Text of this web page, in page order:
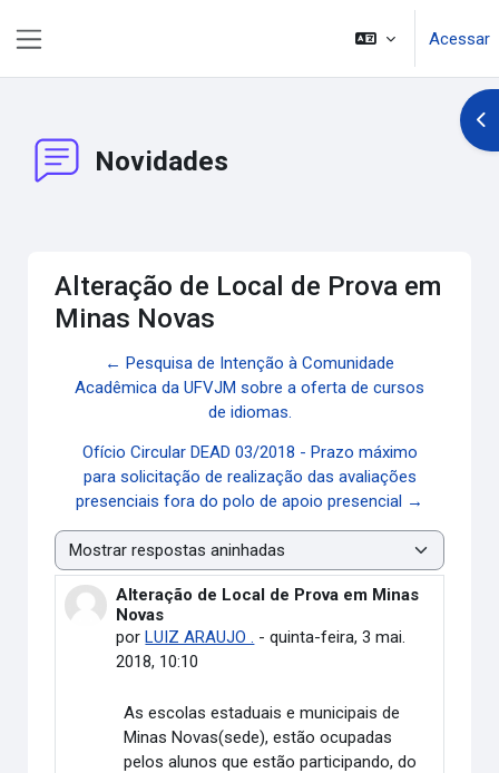
Acessar
Novidades
Alteração de Local de Prova em
Minas Novas
← Pesquisa de Intenção à Comunidade
Acadêmica da UFVJM sobre a oferta de cursos
de idiomas.
Ofício Circular DEAD 03/2018 - Prazo máximo
para solicitação de realização das avaliações
presenciais fora do polo de apoio presencial →
Modo de visualização
Alteração de Local de Prova em Minas
Novas
porLUIZ ARAUJO . -quinta-feira, 3 mai.
2018, 10:10
Número de respostas: 0
As escolas estaduais e municipais de
Minas Novas(sede), estão ocupadas
pelos alunos que estão participando, do